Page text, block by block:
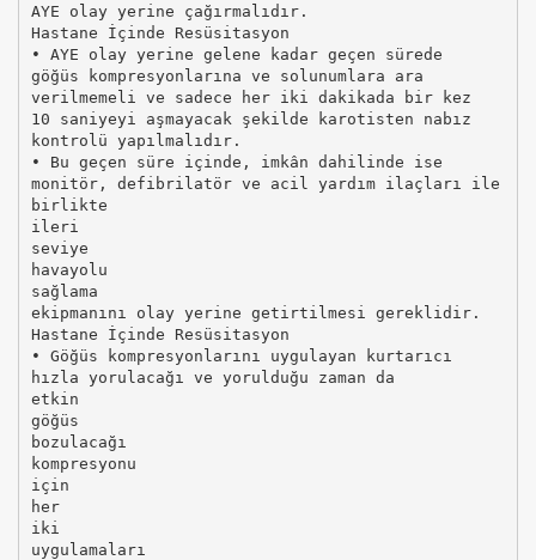
AYE olay yerine çağırmalıdır.
Hastane İçinde Resüsitasyon
• AYE olay yerine gelene kadar geçen sürede
göğüs kompresyonlarına ve solunumlara ara
verilmemeli ve sadece her iki dakikada bir kez
10 saniyeyi aşmayacak şekilde karotisten nabız
kontrolü yapılmalıdır.
• Bu geçen süre içinde, imkân dahilinde ise
monitör, defibrilatör ve acil yardım ilaçları ile
birlikte
ileri
seviye
havayolu
sağlama
ekipmanını olay yerine getirtilmesi gereklidir.
Hastane İçinde Resüsitasyon
• Göğüs kompresyonlarını uygulayan kurtarıcı
hızla yorulacağı ve yorulduğu zaman da
etkin
göğüs
bozulacağı
kompresyonu
için
her
iki
uygulamaları